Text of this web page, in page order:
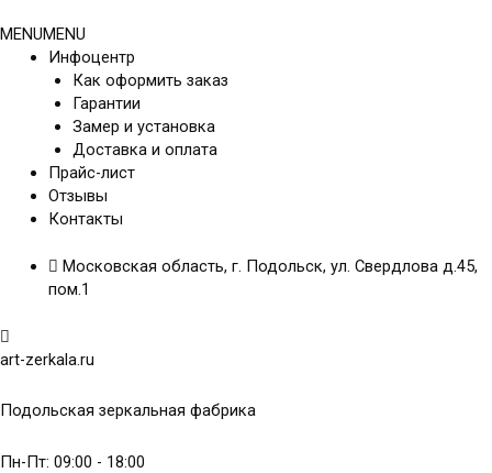
к
содержимому
MENUMENU
Инфоцентр
Как оформить заказ
Гарантии
Замер и установка
Доставка и оплата
Прайс-лист
Отзывы
Контакты
Московская область, г. Подольск, ул. Свердлова д.45,
пом.1
art-zerkala.ru
Подольская зеркальная фабрика
Пн-Пт: 09:00 - 18:00